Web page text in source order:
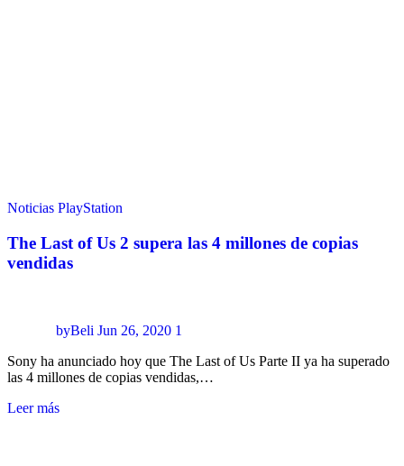
Noticias PlayStation
The Last of Us 2 supera las 4 millones de copias
vendidas
byBeli Jun 26, 2020 1
Sony ha anunciado hoy que The Last of Us Parte II ya ha superado
las 4 millones de copias vendidas,…
Leer más